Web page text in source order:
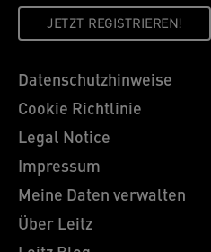
JETZT REGISTRIEREN!
Datenschutzhinweise
Cookie Richtlinie
Legal Notice
Impressum
Meine Daten verwalten
Über Leitz